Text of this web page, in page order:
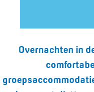
Overnachten in